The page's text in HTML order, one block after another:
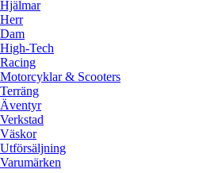
Hjälmar
Herr
Dam
High-Tech
Racing
Motorcyklar & Scooters
Terräng
Äventyr
Verkstad
Väskor
Utförsäljning
Varumärken